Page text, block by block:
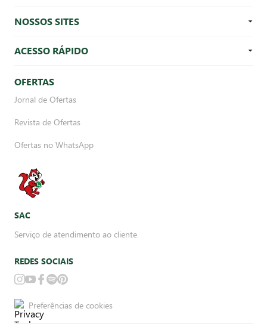
NOSSOS SITES
ACESSO RÁPIDO
OFERTAS
Jornal de Ofertas
Revista de Ofertas
Ofertas no WhatsApp
SAC
Serviço de atendimento ao cliente
REDES SOCIAIS
Preferências de cookies